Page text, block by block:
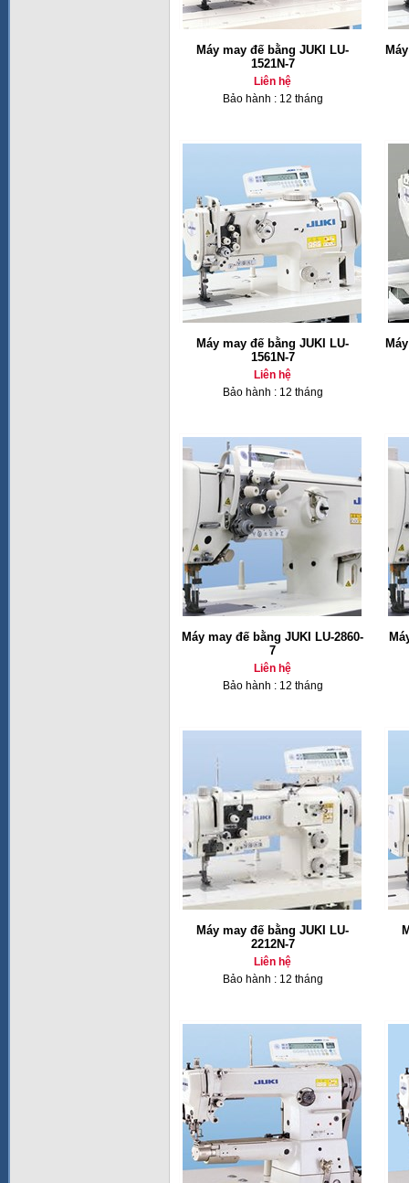
Máy may đế bằng JUKI LU-
1521N-7
Liên hệ
Bảo hành : 12 tháng
Máy may đế bằng JUKI LU-
1561N-7
Liên hệ
Bảo hành : 12 tháng
Máy may đế bằng JUKI LU-2860-
7
Liên hệ
Bảo hành : 12 tháng
Máy may đế bằng JUKI LU-
2212N-7
Liên hệ
Bảo hành : 12 tháng